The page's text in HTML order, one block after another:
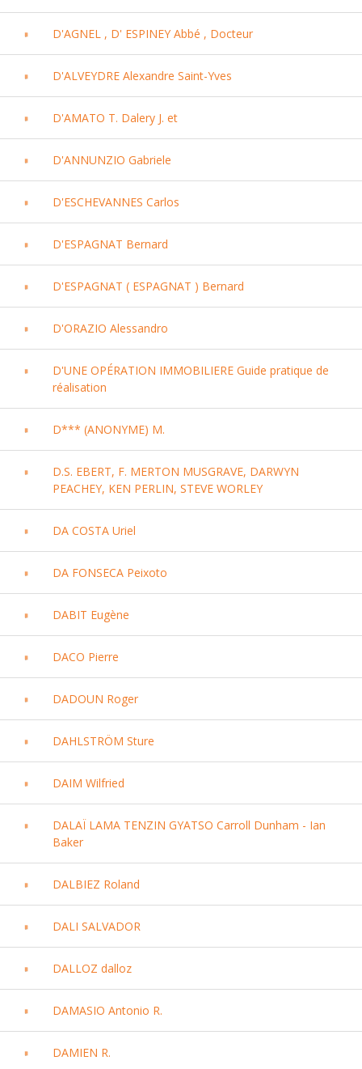
D'AGNEL , D' ESPINEY Abbé , Docteur
D'ALVEYDRE Alexandre Saint-Yves
D'AMATO T. Dalery J. et
D'ANNUNZIO Gabriele
D'ESCHEVANNES Carlos
D'ESPAGNAT Bernard
D'ESPAGNAT ( ESPAGNAT ) Bernard
D'ORAZIO Alessandro
D'UNE OPÉRATION IMMOBILIERE Guide pratique de
réalisation
D*** (ANONYME) M.
D.S. EBERT, F. MERTON MUSGRAVE, DARWYN
PEACHEY, KEN PERLIN, STEVE WORLEY
DA COSTA Uriel
DA FONSECA Peixoto
DABIT Eugène
DACO Pierre
DADOUN Roger
DAHLSTRÖM Sture
DAIM Wilfried
DALAÏ LAMA TENZIN GYATSO Carroll Dunham - Ian
Baker
DALBIEZ Roland
DALI SALVADOR
DALLOZ dalloz
DAMASIO Antonio R.
DAMIEN R.